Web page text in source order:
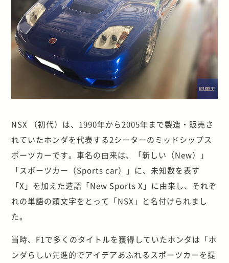
NSX （初代）は、1990年から2005年まで製造・販売さ
れていたホンダを代表する2シーターのミッドシップス
ポーツカーです。車名の由来は、「新しい（New）」
「スポーツカー（Sports car）」に、未知数を表す
「X」を加えた造語「New Sports X」に由来し、それぞ
れの単語の頭文字をとって「NSX」と名付けられまし
た。
当時、F1で多くのタイトルを獲得していたホンダは「ホ
ンダらしい先進的でアイデアあふれるスポーツカーを提